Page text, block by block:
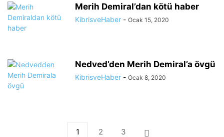
Merih Demiral’dan kötü haber
KibrisveHaber - Ocak 15, 2020
Nedved’den Merih Demiral’a övgü
KibrisveHaber - Ocak 8, 2020
1 2 3